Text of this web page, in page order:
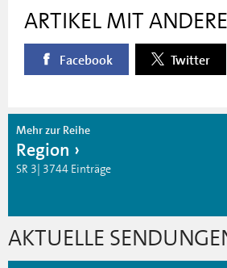
ARTIKEL MIT
Facebook Twitter
Mehr zur Reihe
Region
SR 3| 3744 Einträge
AKTUELLE